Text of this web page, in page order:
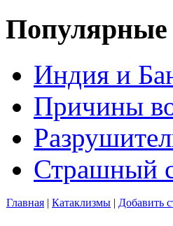
Популярные
Индия и
Причины
Страшный
Главная | Катаклизмы | Добавить